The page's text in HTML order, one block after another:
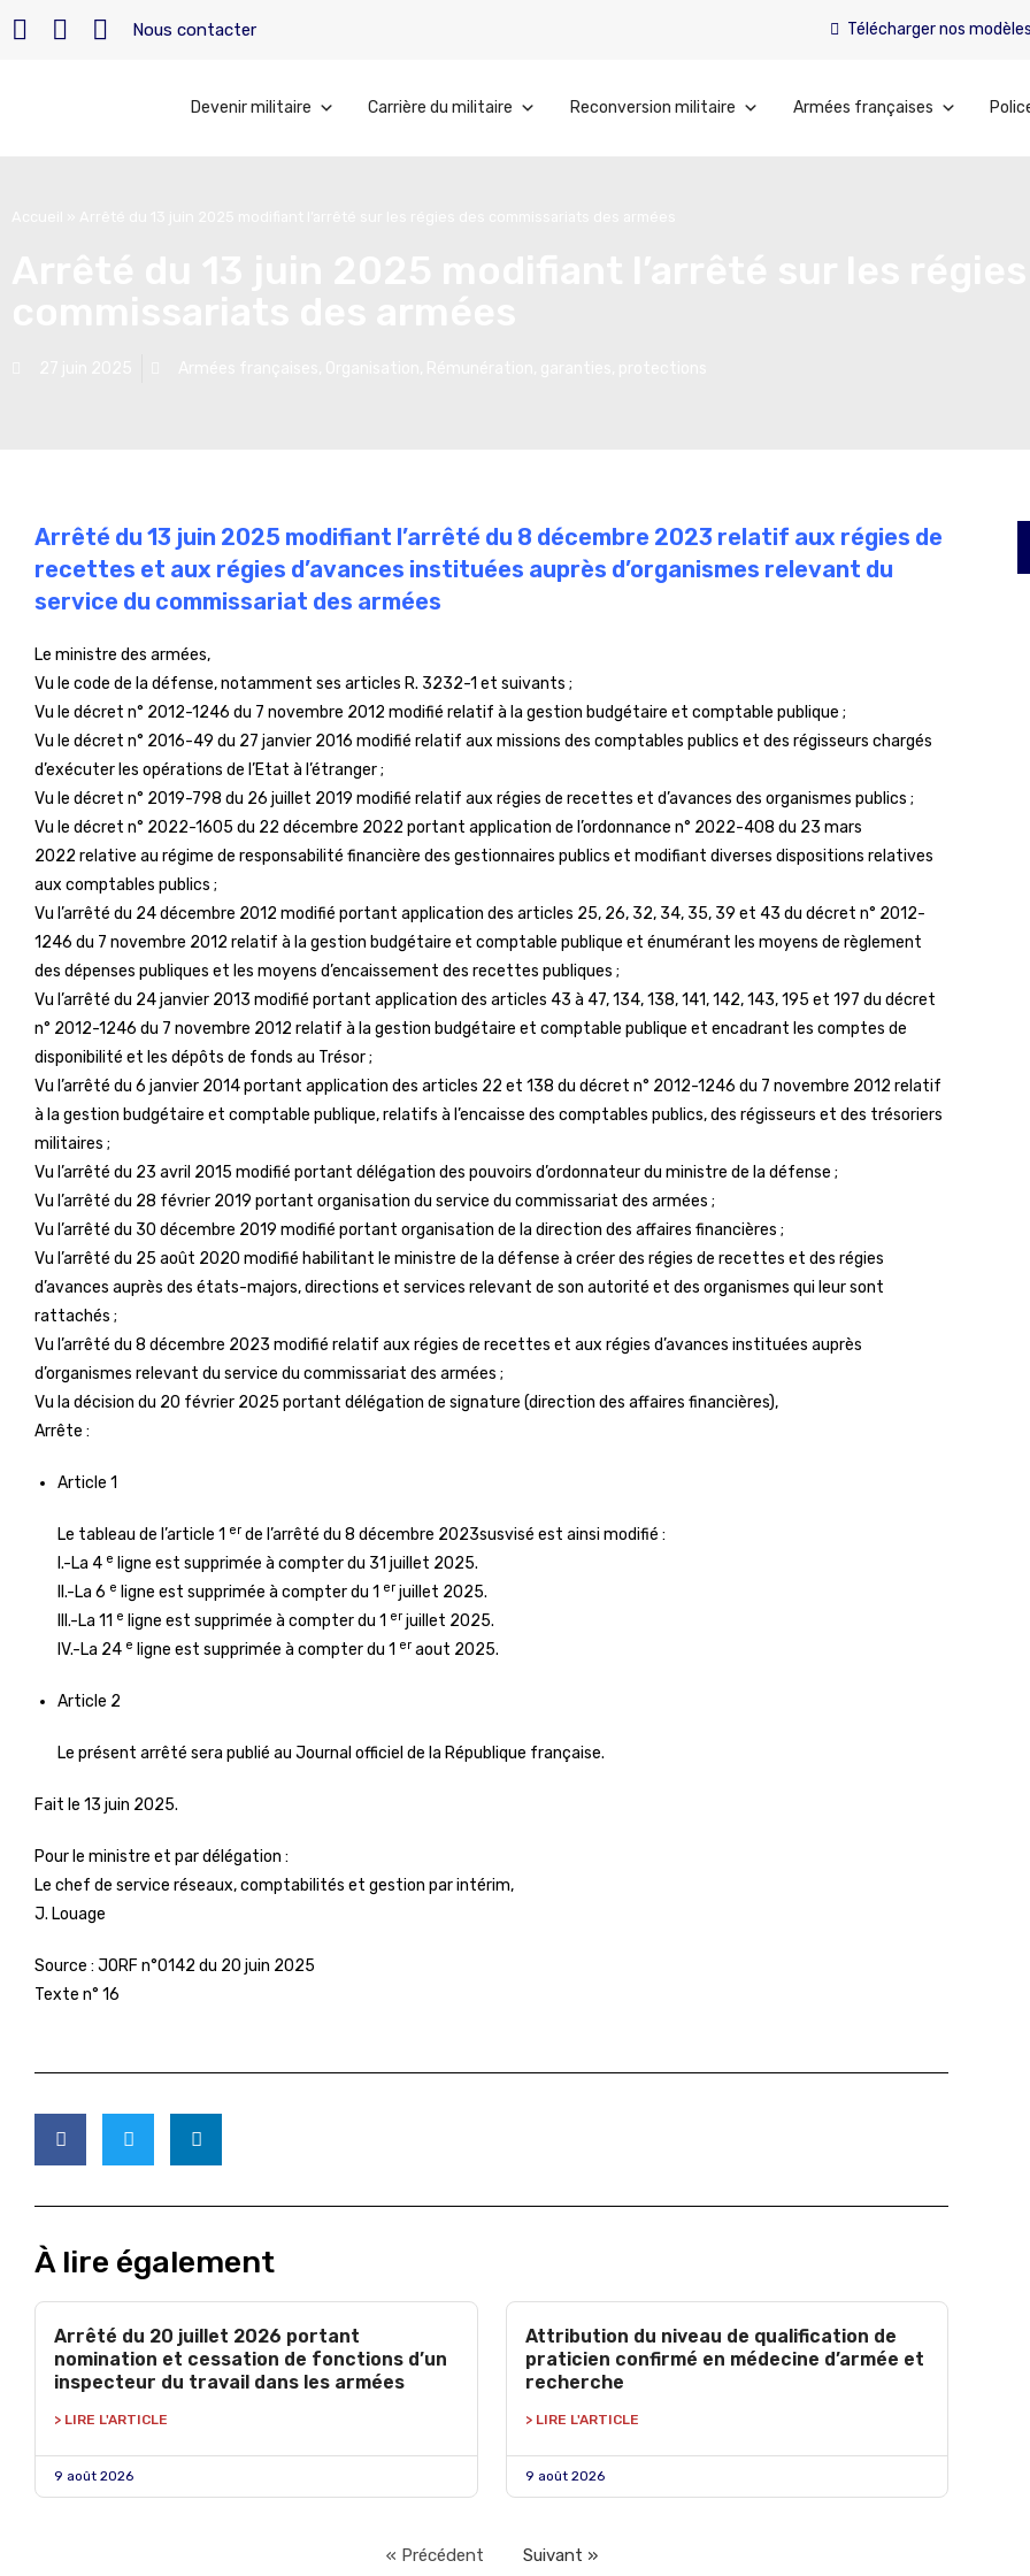
Nous contacter Télécharger nos modèles
Devenir militaire Carrière du militaire Reconversion militaire Armées françaises
Arrêté du 13 juin 2025 modifiant l’arrêté du 8 décembre 2023 relatif aux régies de
recettes et aux régies d’avances instituées auprès d’organismes relevant du
service du commissariat des armées
Le ministre des armées,
Vu le code de la défense, notamment ses articles R. 3232-1 et suivants ;
Vu le décret n° 2012-1246 du 7 novembre 2012 modifié relatif à la gestion budgétaire et comptable publique ;
Vu le décret n° 2016-49 du 27 janvier 2016 modifié relatif aux missions des comptables publics et des régisseurs chargés
d’exécuter les opérations de l’Etat à l’étranger ;
Vu le décret n° 2019-798 du 26 juillet 2019 modifié relatif aux régies de recettes et d’avances des organismes publics ;
Vu le décret n° 2022-1605 du 22 décembre 2022 portant application de l’ordonnance n° 2022-408 du 23 mars
2022 relative au régime de responsabilité financière des gestionnaires publics et modifiant diverses dispositions relatives
aux comptables publics ;
Vu l’arrêté du 24 décembre 2012 modifié portant application des articles 25, 26, 32, 34, 35, 39 et 43 du décret n° 2012-
1246 du 7 novembre 2012 relatif à la gestion budgétaire et comptable publique et énumérant les moyens de règlement
des dépenses publiques et les moyens d’encaissement des recettes publiques ;
Vu l’arrêté du 24 janvier 2013 modifié portant application des articles 43 à 47, 134, 138, 141, 142, 143, 195 et 197 du décret
n° 2012-1246 du 7 novembre 2012 relatif à la gestion budgétaire et comptable publique et encadrant les comptes de
disponibilité et les dépôts de fonds au Trésor ;
Vu l’arrêté du 6 janvier 2014 portant application des articles 22 et 138 du décret n° 2012-1246 du 7 novembre 2012 relatif
à la gestion budgétaire et comptable publique, relatifs à l’encaisse des comptables publics, des régisseurs et des trésoriers
militaires ;
Vu l’arrêté du 23 avril 2015 modifié portant délégation des pouvoirs d’ordonnateur du ministre de la défense ;
Vu l’arrêté du 28 février 2019 portant organisation du service du commissariat des armées ;
Vu l’arrêté du 30 décembre 2019 modifié portant organisation de la direction des affaires financières ;
Vu l’arrêté du 25 août 2020 modifié habilitant le ministre de la défense à créer des régies de recettes et des régies
d’avances auprès des états-majors, directions et services relevant de son autorité et des organismes qui leur sont
rattachés ;
Vu l’arrêté du 8 décembre 2023 modifié relatif aux régies de recettes et aux régies d’avances instituées auprès
d’organismes relevant du service du commissariat des armées ;
Vu la décision du 20 février 2025 portant délégation de signature (direction des affaires financières),
Arrête :
Article 1
Le tableau de l’article 1 er de l’arrêté du 8 décembre 2023susvisé est ainsi modifié :
I.-La 4 e ligne est supprimée à compter du 31 juillet 2025.
II.-La 6 e ligne est supprimée à compter du 1 er juillet 2025.
III.-La 11 e ligne est supprimée à compter du 1 er juillet 2025.
IV.-La 24 e ligne est supprimée à compter du 1 er aout 2025.
Article 2
Le présent arrêté sera publié au Journal officiel de la République française.
Fait le 13 juin 2025.
Pour le ministre et par délégation :
Le chef de service réseaux, comptabilités et gestion par intérim,
J. Louage
Source : JORF n°0142 du 20 juin 2025
Texte n° 16
À lire également
Arrêté du 20 juillet 2026 portant
nomination et cessation de fonctions d’un
inspecteur du travail dans les armées
> LIRE L'ARTICLE
9 août 2026
Attribution du niveau de qualification de
praticien confirmé en médecine d’armée et
recherche
> LIRE L'ARTICLE
9 août 2026
« Précédent Suivant »